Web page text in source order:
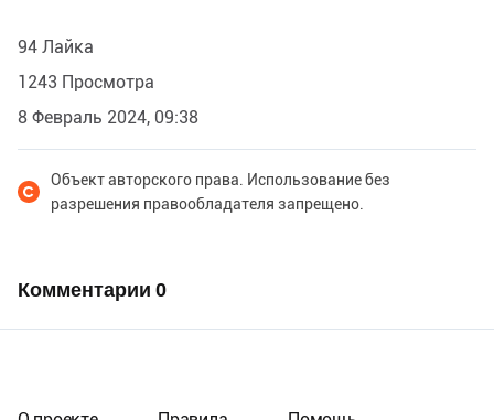
94 Лайка
1243 Просмотра
8 Февраль 2024, 09:38
Объект авторского права. Использование без
разрешения правообладателя запрещено.
Комментарии 0